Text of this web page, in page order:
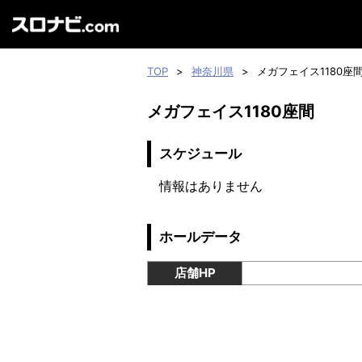
TOP > 神奈川県 > メガフェイス1180座間
メガフェイス1180座間
スケジュール
情報はありません
ホールデータ
店舗HP